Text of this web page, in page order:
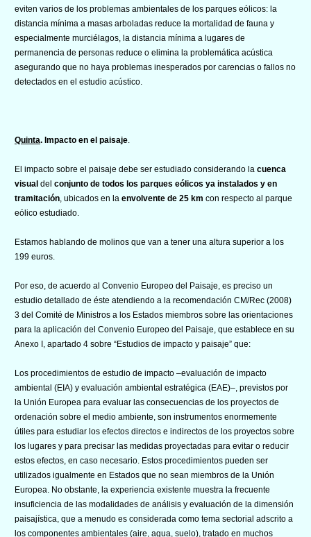
eviten varios de los problemas ambientales de los parques eólicos: la
distancia mínima a masas arboladas reduce la mortalidad de fauna y
especialmente murciélagos, la distancia mínima a lugares de
permanencia de personas reduce o elimina la problemática acústica
asegurando que no haya problemas inesperados por carencias o fallos no
detectados en el estudio acústico.
Quinta. Impacto en el paisaje
El impacto sobre el paisaje debe ser estudiado considerando la cuenca
visual del conjunto de todos los parques eólicos ya instalados y en
tramitación , ubicados en la envolvente de 25 km con respecto al parque
eólico estudiado.
Estamos hablando de molinos que van a tener una altura superior a los
199 euros.
Por eso, de acuerdo al Convenio Europeo del Paisaje, es preciso un
estudio detallado de éste atendiendo a la recomendación CM/Rec (2008)
3 del Comité de Ministros a los Estados miembros sobre las orientaciones
para la aplicación del Convenio Europeo del Paisaje, que establece en su
Anexo I, apartado 4 sobre “Estudios de impacto y paisaje” que:
Los procedimientos de estudio de impacto –evaluación de impacto
ambiental (EIA) y evaluación ambiental estratégica (EAE)–, previstos por
la Unión Europea para evaluar las consecuencias de los proyectos de
ordenación sobre el medio ambiente, son instrumentos enormemente
útiles para estudiar los efectos directos e indirectos de los proyectos sobre
los lugares y para precisar las medidas proyectadas para evitar o reducir
estos efectos, en caso necesario. Estos procedimientos pueden ser
utilizados igualmente en Estados que no sean miembros de la Unión
Europea. No obstante, la experiencia existente muestra la frecuente
insuficiencia de las modalidades de análisis y evaluación de la dimensión
paisajística, que a menudo es considerada como tema sectorial adscrito a
los componentes ambientales (aire, agua, suelo), tratado en muchos